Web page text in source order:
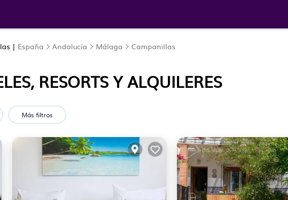
| España Andalucía Málaga Campanillas
RESORTS Y ALQUILERES
Más filtros